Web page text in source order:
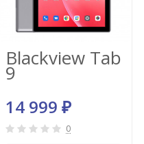
Blackview Tab
9
14 999 ₽
0